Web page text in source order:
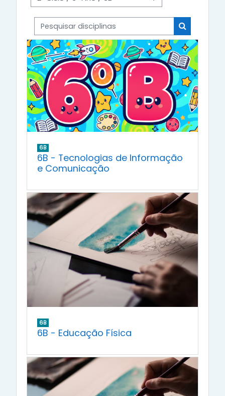
Pesquisar disciplinas
Pesquisar
6B
6B - Tecnologias de Informação
e Comunicação
6B
6B - Educação Física